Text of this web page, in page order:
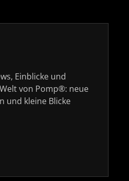
Einblicke und
von Pomp®: neue
und kleine Blicke